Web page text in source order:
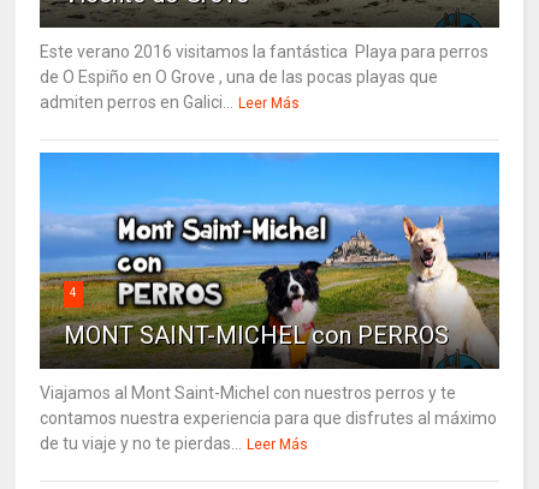
Este verano 2016 visitamos la fantástica Playa para perros
de O Espiño en O Grove , una de las pocas playas que
admiten perros en Galici...
Leer Más
4
MONT SAINT-MICHEL con PERROS
Viajamos al Mont Saint-Michel con nuestros perros y te
contamos nuestra experiencia para que disfrutes al máximo
de tu viaje y no te pierdas...
Leer Más